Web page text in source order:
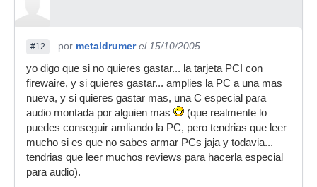
#12 por metaldrumer el 15/10/2005
yo digo que si no quieres gastar... la tarjeta PCI con
firewaire, y si quieres gastar... amplies la PC a una mas
nueva, y si quieres gastar mas, una C especial para
audio montada por alguien mas
(que realmente lo
puedes conseguir amliando la PC, pero tendrias que leer
mucho si es que no sabes armar PCs jaja y todavia...
tendrias que leer muchos reviews para hacerla especial
para audio).